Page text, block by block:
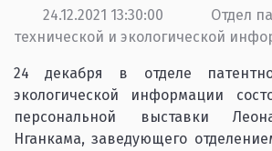
24.12.2021 13:30:00
Отдел
технической и экологической
24 декабря в отделе
экологической информации
персональной выставки
Нганкама, заведующего